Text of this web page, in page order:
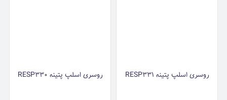
روسری اسلپ پتینه RESP331 روسری اسلپ پتینه RESP330